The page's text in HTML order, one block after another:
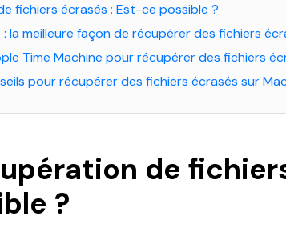
fichiers écrasés : Est-ce possible ?
la meilleure façon de récupérer des fichiers
Time Machine pour récupérer des fichiers
pour récupérer des fichiers écrasés sur
de
?